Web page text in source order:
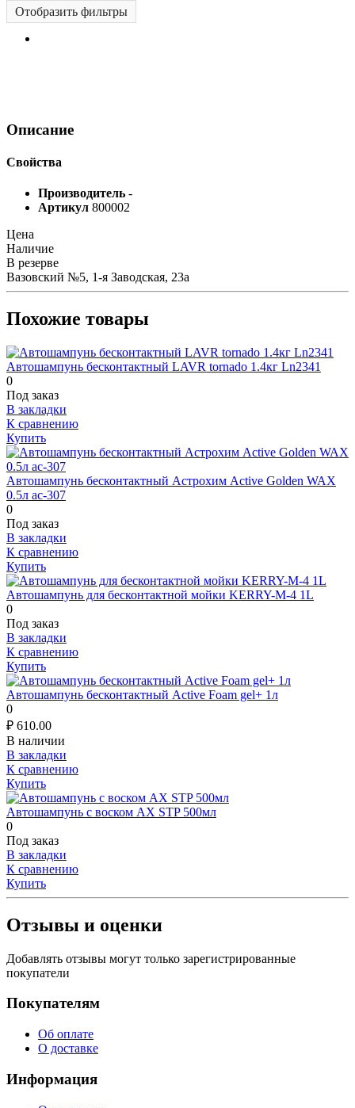
Отобразить фильтры
Описание
Свойства
Производитель -
Артикул 800002
Цена
Наличие
В резерве
Вазовский №5, 1-я Заводская, 23а
Похожие товары
Автошампунь бесконтактный LAVR tornado 1.4кг Ln2341
0
Под заказ
В закладки
К сравнению
Купить
Автошампунь бесконтактный Астрохим Active Golden WAX
0.5л ас-307
0
Под заказ
В закладки
К сравнению
Купить
Автошампунь для бесконтактной мойки KERRY-M-4 1L
0
Под заказ
В закладки
К сравнению
Купить
Автошампунь бесконтактный Active Foam gel+ 1л
0
₽ 610.00
В наличии
В закладки
К сравнению
Купить
Автошампунь с воском AX STP 500мл
0
Под заказ
В закладки
К сравнению
Купить
Отзывы и оценки
Добавлять отзывы могут только зарегистрированные
покупатели
Покупателям
Об оплате
О доставке
Информация